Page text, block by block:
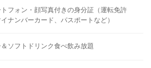
トフォン・顔写真付きの身分証（運転免許
ナンバーカード、パスポートなど）
ソフトドリンク食べ飲み放題